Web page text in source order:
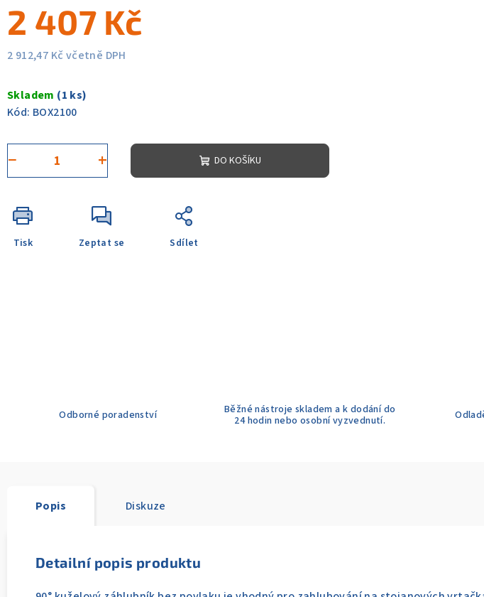
hvězdiček.
2 407 Kč
2 912,47 Kč včetně DPH
cena:
Skladem (1 ks)
Kód: BOX2100
+
− DO KOŠÍKU
Tisk Zeptat se Sdílet
Odborné poradenství
Běžné nástroje skladem a k dodání do
24 hodin nebo osobní vyzvednutí.
Popis Diskuze
Detailní popis produktu